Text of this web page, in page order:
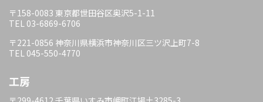
〒158-0083 東京都世田谷区奥沢5-1-11
TEL 03-6869-6706
〒221-0856 神奈川県横浜市神奈川区三ツ沢上町7-8
TEL 045-550-4770
工房